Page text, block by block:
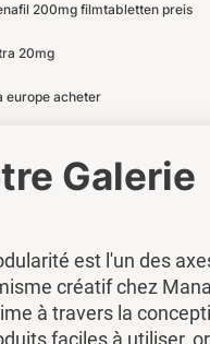
200mg filmtabletten preis
20mg
europe acheter
Galerie
est l'un des
créatif chez
à travers la
faciles à utiliser,